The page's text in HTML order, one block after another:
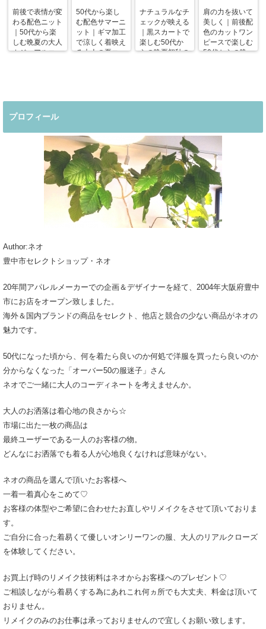
前後で表情が変
わる配色ニット
｜50代から楽
しむ晩夏の大人
カジュアルコー
50代から楽し
む配色サマーニ
ット｜ギマ加工
で涼しく着映え
る大人の夏コー
ナチュラルなチ
ェックが映える
｜黒スカートで
楽しむ50代か
らの晩夏初秋の
肩の力を抜いて
美しく｜前後配
色のカットワン
ピースで楽しむ
50代からの晩
プロフィール
Author:ネオ
豊中市セレクトショップ・ネオ
20年間アパレルメーカーでの企画＆デザイナーを経て、2004年大阪府豊中
市にお店をオープン致しました。
海外＆国内ブランドの商品をセレクト、他店と競合の少ない商品がネオの
魅力です。
50代になった頃から、何を着たら良いのか何処で洋服を買ったら良いのか
分からなくなった「オーバー50の服迷子」さん
ネオでご一緒に大人のコーディネートを考えませんか。
大人のお洒落は着心地の良さから☆
市場に出た一枚の商品は
最終ユーザーである一人のお客様の物。
どんなにお洒落でも着る人が心地良くなければ意味がない。
ネオの商品を選んで頂いたお客様へ
一着一着真心をこめて♡
お客様の体型やご希望に合わせたお直しやリメイクをさせて頂いておりま
す。
ご自分に合った着易くて優しいオンリーワンの服、大人のリアルクローズ
を体験してください。
お買上げ時のリメイク技術料はネオからお客様へのプレゼント♡
ご相談しながら着易くする為にあれこれ何ヵ所でも大丈夫、料金は頂いて
おりません。
リメイクのみのお仕事は承っておりませんので宜しくお願い致します。